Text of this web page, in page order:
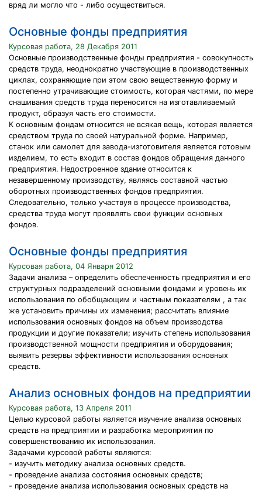
вряд ли могло что - либо осуществиться.
Основные фонды предприятия
Курсовая работа, 28 Декабря 2011
Основные производственные фонды предприятия - совокупность
средств труда, неоднократно участвующие в производственных
циклах, сохраняющие при этом свою вещественную форму и
постепенно утрачивающие стоимость, которая частями, по мере
снашивания средств труда переносится на изготавливаемый
продукт, образуя часть его стоимости.
К основным фондам относится не всякая вещь, которая является
средством труда по своей натуральной форме. Например,
станок или самолет для завода-изготовителя является готовым
изделием, то есть входит в состав фондов обращения данного
предприятия. Недостроенное здание относится к
незавершенному производству, являясь составной частью
оборотных производственных фондов предприятия.
Следовательно, только участвуя в процессе производства,
средства труда могут проявлять свои функции основных
фондов.
Основные фонды предприятия
Курсовая работа, 04 Января 2012
Задачи анализа – определить обеспеченность предприятия и его
структурных подразделений основными фондами и уровень их
использования по обобщающим и частным показателям , а так
же установить причины их изменения; рассчитать влияние
использования основных фондов на объем производства
продукции и другие показатели; изучить степень использования
производственной мощности предприятия и оборудования;
выявить резервы эффективности использования основных
средств.
Анализ основных фондов на предприятии
Курсовая работа, 13 Апреля 2011
Целью курсовой работы является изучение анализа основных
средств на предприятии и разработка мероприятия по
совершенствованию их использования.
Задачами курсовой работы являются:
- изучить методику анализа основных средств.
- проведение анализа состояния основных средств;
- проведение анализа использования основных средств на